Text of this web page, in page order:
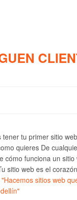
tu primer sitio
quieres De
cómo funciona un sitio
sitio web es el
"Hacemos sitios web